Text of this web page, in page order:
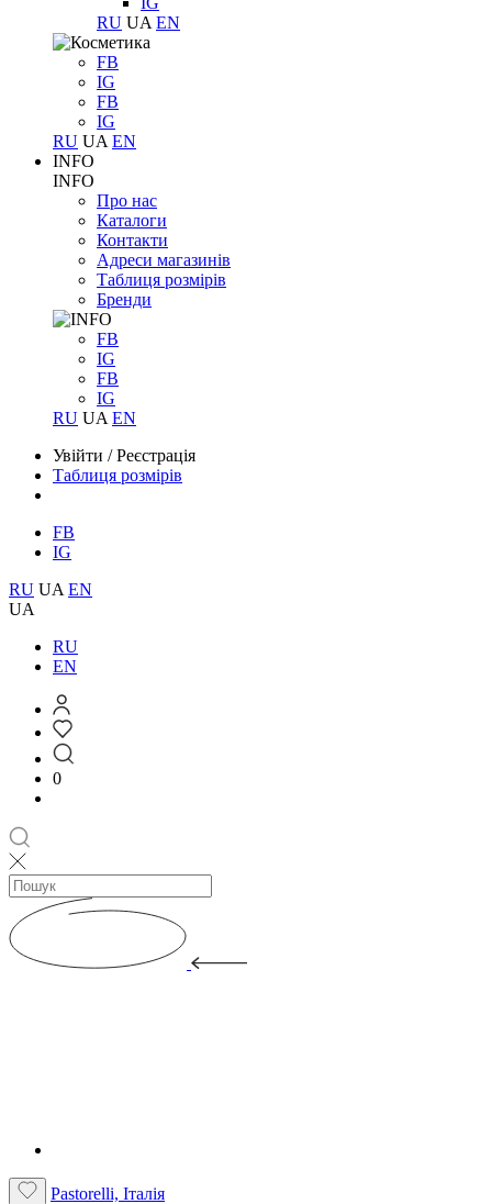
RU UA EN
FB
IG
FB
IG
RU UA EN
INFO
INFO
Про нас
Каталоги
Контакти
Адреси магазинів
Таблиця розмірів
Бренди
FB
IG
FB
IG
RU UA EN
Увійти /Реєстрація
Таблиця розмірів
FB
IG
RU UA EN
UA
RU
EN
0
Pastorelli, Італія